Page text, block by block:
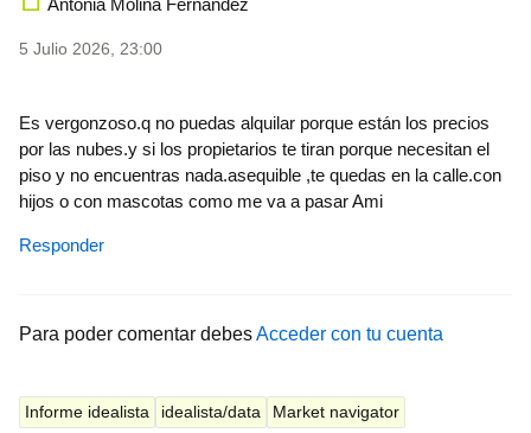
5 Julio 2026, 23:00
Es vergonzoso.q no puedas alquilar porque están los precios
por las nubes.y si los propietarios te tiran porque necesitan el
piso y no encuentras nada.asequible ,te quedas en la calle.con
hijos o con mascotas como me va a pasar Ami
Responder
Para poder comentar debesAcceder con tu cuenta
Informe idealista idealista/data Market navigator